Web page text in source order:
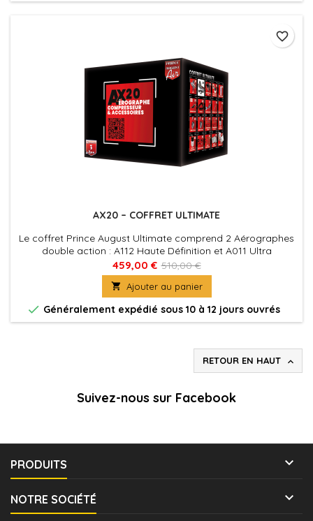
AX20 – COFFRET ULTIMATE
Le coffret Prince August Ultimate comprend 2 Aérographes
double action : A112 Haute Définition et A011 Ultra
Polyvalent OFFERT. Vous trouverez également le
compresseur AC01 et son manomètre pour une pression
d’air chiffrée. Et tout le matériel qui vous simplifie
l’Aérographie : • 1 Support Aérographes • 1 Station de
Nettoyage • 1 Kit de Nettoyage • 1...
459,00 € 510,00 €
 Ajouter au panier
 Généralement expédié sous 10 à 12 jours ouvrés
favorite_border
RETOUR EN HAUT 
Suivez-nous sur Facebook
PRODUITS 
NOTRE SOCIÉTÉ 